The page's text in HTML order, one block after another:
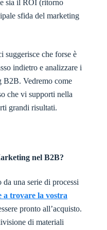
sia il ROI (ritorno
sfida del marketing
suggerisce che forse è
indietro e analizzare i
B2B. Vedremo come
che vi supporti nella
grandi risultati.
nel B2B?
una serie di processi
a trovare la vostra
pronto all’acquisto.
di materiali